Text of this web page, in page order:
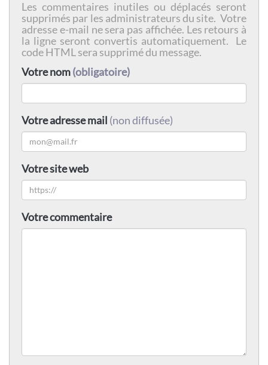
Les commentaires inutiles ou déplacés seront
supprimés par les administrateurs du site. Votre
adresse e-mail ne sera pas affichée. Les retours à
la ligne seront convertis automatiquement. Le
code HTML sera supprimé du message.
Votre nom(obligatoire)
Votre adresse mail (non diffusée)
Votre site web
Votre commentaire